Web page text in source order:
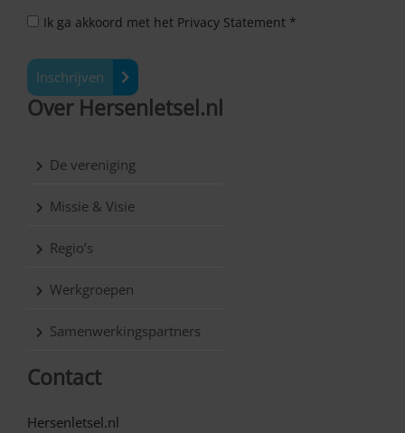
Ik ga akkoord met het Privacy Statement *
Inschrijven
Over Hersenletsel.nl
De vereniging
Missie & Visie
Regio’s
Werkgroepen
Samenwerkingspartners
Contact
Hersenletsel.nl